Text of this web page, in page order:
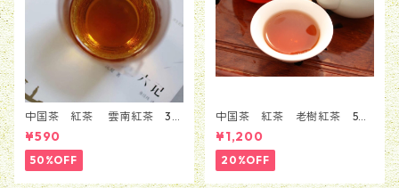
中国茶 紅茶 雲南紅茶 30
ｇ
¥590
50%OFF
中国茶 紅茶 老樹紅茶 50
g
¥1,200
20%OFF